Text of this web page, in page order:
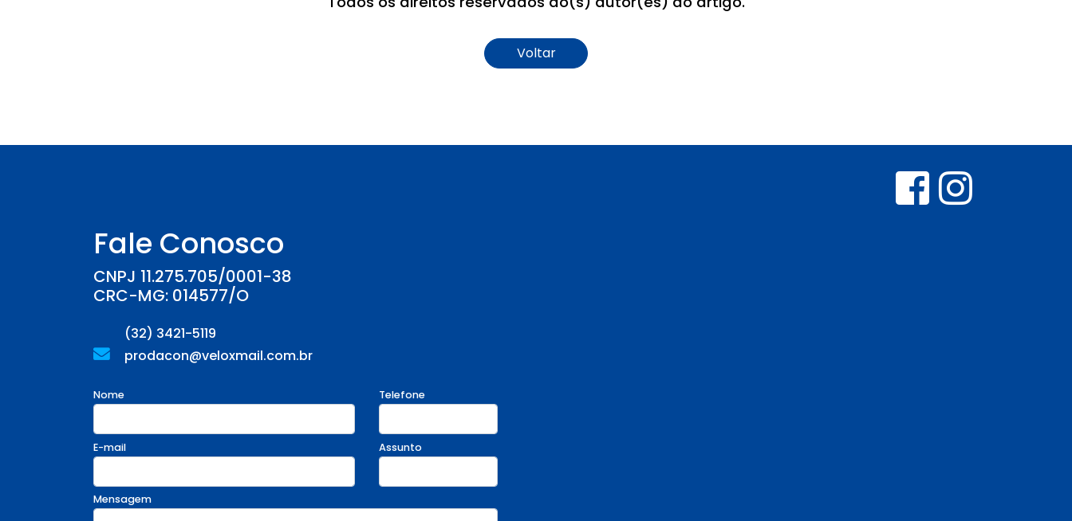
Voltar
Fale Conosco
CNPJ 11.275.705/0001-38
CRC-MG: 014577/O
(32) 3421-5119
prodacon@veloxmail.com.br
Nome Telefone
E-mail Assunto
Mensagem